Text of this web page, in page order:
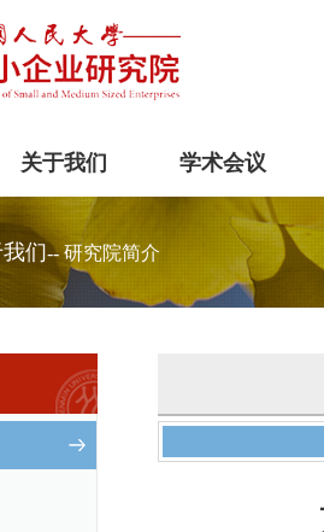
关于我们 学术会议
们-- 研究院简介